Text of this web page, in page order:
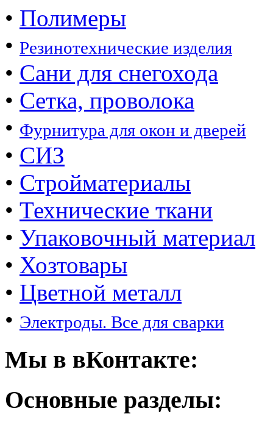
• Полимеры
• Резинотехнические изделия
• Сани для снегохода
• Сетка, проволока
• Фурнитура для окон и дверей
• СИЗ
• Стройматериалы
• Технические ткани
• Упаковочный материал
• Хозтовары
• Цветной металл
• Электроды. Все для сварки
Мы в вКонтакте:
Основные разделы: